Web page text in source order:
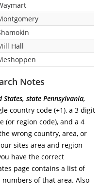
Hall
Notes
States, state Pennsylvania,
country code (+1), a 3 digit
(or region code), and a 4
wrong country, area, or
sites area and region
have the correct
page contains a list of
of that area. Also